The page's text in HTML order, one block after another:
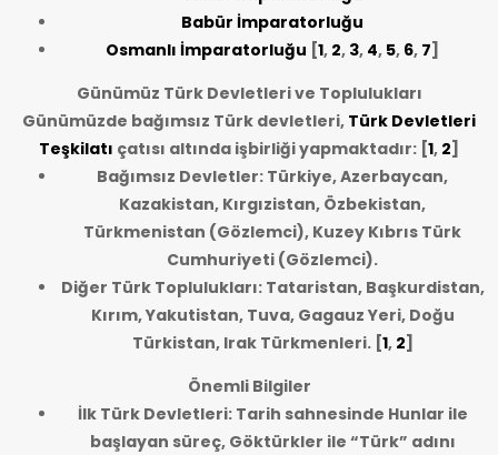
Babür İmparatorluğu
Osmanlı İmparatorluğu [1, 2, 3, 4, 5, 6, 7]
Günümüz Türk Devletleri ve Toplulukları
Günümüzde bağımsız Türk devletleri, Türk Devletleri
Teşkilatı çatısı altında işbirliği yapmaktadır: [1, 2]
Bağımsız Devletler: Türkiye, Azerbaycan,
Kazakistan, Kırgızistan, Özbekistan,
Türkmenistan (Gözlemci), Kuzey Kıbrıs Türk
Cumhuriyeti (Gözlemci).
Diğer Türk Toplulukları: Tataristan, Başkurdistan,
Kırım, Yakutistan, Tuva, Gagauz Yeri, Doğu
Türkistan, Irak Türkmenleri.[1, 2]
Önemli Bilgiler
İlk Türk Devletleri: Tarih sahnesinde Hunlar ile
başlayan süreç, Göktürkler ile “Türk” adını